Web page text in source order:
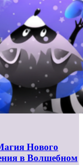
Нового
в Волшебном